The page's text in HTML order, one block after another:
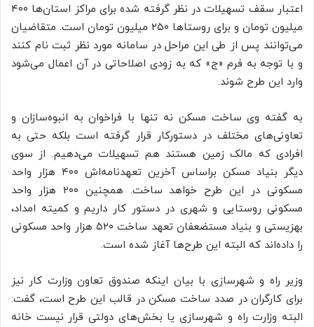
اعتبار سقف تسهیلات در نظر گرفته شده برای مراکز استان‌ها ۴۰۰
میلیون تومان و برای روستاها ۲۵۰ میلیون تومان است. متقاضیان
می‌توانند پس از طی این مراحل در سامانه مورد نظر ثبت نام کنند
و با توجه به فرم «ج» که به زودی اصلاحاتی در آن اعمال می‌شود
وارد این طرح شوند.
به گفته وی ساخت مسکن نه تنها با فراخوان به انبوه‌سازان و
تعاونی‌های مختلف در دستورکار قرار گرفته است بلکه حتی به
افرادی که مالک زمین هستند هم تسهیلات می‌دهیم. از سوی
دیگر بنیاد مسکن براساس آخرین تعهدنامه‌اش ۴۰۰ هزار واحد
مسکونی در این طرح خواهد ساخت. همچنین ۲۰۰ هزار واحد
مسکونی روستایی و شهری در دستور کار داریم و کمیته امداد،
‌بهزیستی و بنیاد مستضعفان تعهد ساخت ۵۲۰ هزار واحد مسکونی
را داده‌اند که البته این طرح‌ها آغاز شده است.
وزیر راه و شهرسازی با بیان اینکه صندوق تعاون وزارت کار نیز
برای کارگران در صدد ساخت مسکن در قالب این طرح است، گفت:
البته وزارت راه و شهرسازی یا بخش‌های دولتی قرار نیست خانه